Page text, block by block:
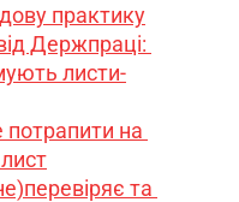
практику
Держпраці:
листи-
потрапити на
та